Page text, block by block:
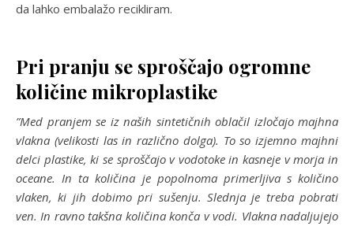
da lahko embalažo recikliram.
Pri pranju se sproščajo ogromne
količine mikroplastike
”Med pranjem se iz naših sintetičnih oblačil izločajo majhna
vlakna (velikosti las in različno dolga). To so izjemno majhni
delci plastike, ki se sproščajo v vodotoke in kasneje v morja in
oceane. In ta količina je popolnoma primerljiva s količino
vlaken, ki jih dobimo pri sušenju. Slednja je treba pobrati
ven. In ravno takšna količina konča v vodi. Vlakna nadaljujejo